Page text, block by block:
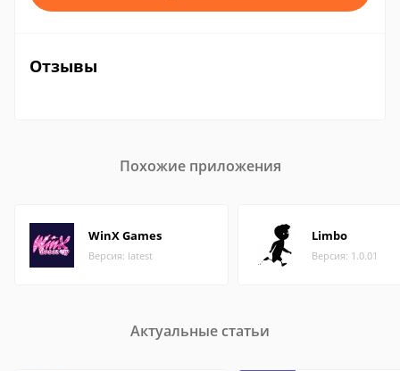
Отзывы
Похожие приложения
WinX Games
Версия: latest
Limbo
Версия: 1.0.01
Актуальные статьи